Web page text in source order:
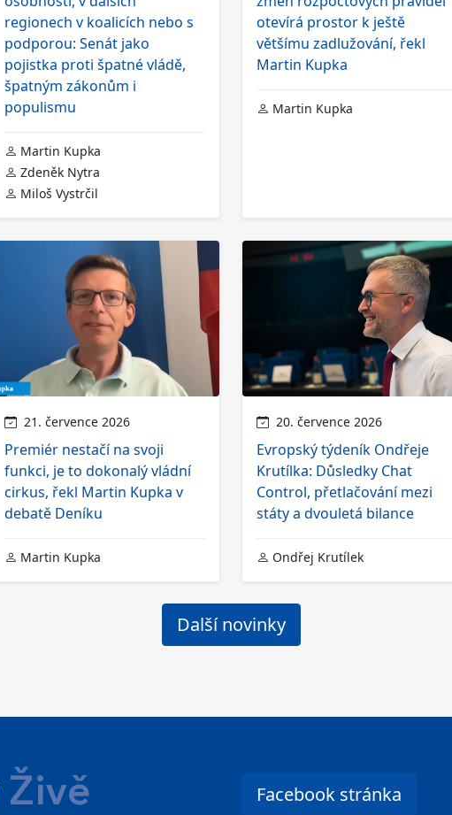
regionech v koalicích nebo s
podporou: Senát jako
pojistka proti špatné vládě,
špatným zákonům i
populismu
Martin Kupka
Zdeněk Nytra
Miloš Vystrčil
otevírá prostor k ještě
většímu zadlužování, řekl
Martin Kupka
Martin Kupka
21. července 2026
Premiér nestačí na svoji
funkci, je to dokonalý vládní
cirkus, řekl Martin Kupka v
debatě Deníku
Martin Kupka
20. července 2026
Evropský týdeník Ondřeje
Krutílka: Důsledky Chat
Control, přetlačování mezi
státy a dvouletá bilance
Ondřej Krutílek
Další novinky
Živě Facebook stránka